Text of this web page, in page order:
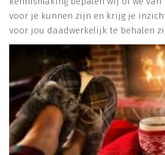
voor je kunnen zijn en krijg je
voor jou daadwerkelijk te behalen